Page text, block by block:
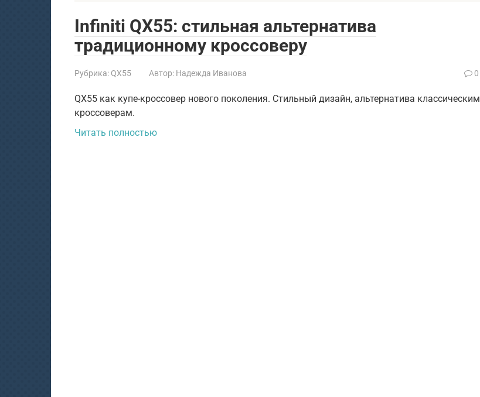
Infiniti QX55: стильная альтернатива
традиционному кроссоверу
Рубрика:QX55 Автор: Надежда Иванова 0
QX55 как купе-кроссовер нового поколения. Стильный дизайн, альтернатива классическим
кроссоверам.
Читать полностью